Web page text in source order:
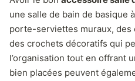
une salle de bain de basique
porte-serviettes muraux, des
des crochets décoratifs qui
l’organisation tout en offrant
bien placées peuvent